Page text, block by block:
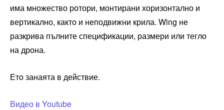
има множество ротори, монтирани хоризонтално и
вертикално, както и неподвижни крила. Wing не
разкрива пълните спецификации, размери или тегло
на дрона.
Ето занаята в действие.
Видео в Youtube